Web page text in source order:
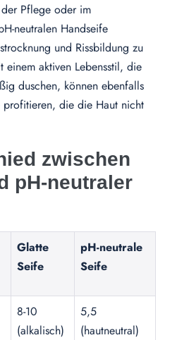
Pflege oder im
neutralen Handseife
und Rissbildung zu
einem aktiven Lebensstil, die
duschen, können ebenfalls
profitieren, die die Haut nicht
zwischen
pH-neutraler
Glatte
Seife
pH-neutrale
Seife
8-10
(alkalisch)
5,5
(hautneutral)